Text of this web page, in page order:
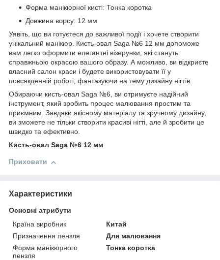
Форма манікюрної кисті: Тонка коротка
Довжина ворсу: 12 мм
Уявіть, що ви готуєтеся до важливої події і хочете створити
унікальний манікюр. Кисть-овал Saga №6 12 мм допоможе
вам легко оформити елегантні візерунки, які стануть
справжньою окрасою вашого образу. А можливо, ви відкриєте
власний салон краси і будете використовувати її у
повсякденній роботі, фантазуючи на тему дизайну нігтів.
Обираючи кисть-овал Saga №6, ви отримуєте надійний
інструмент, який зробить процес малювання простим та
приємним. Завдяки якісному матеріалу та зручному дизайну,
ви зможете не тільки створити красиві нігті, але й зробити це
швидко та ефективно.
Кисть-овал Saga №6 12 мм
Приховати
Характеристики
Основні атрибути
Країна виробник
Китай
Призначення пензля
Для малювання
Форма манікюрного
пензля
Тонка коротка